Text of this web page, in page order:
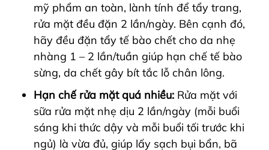
mỹ phẩm an toàn, lành tính để tẩy trang,
rửa mặt đều đặn 2 lần/ngày. Bên cạnh đó,
hãy đều đặn tẩy tế bào chết cho da nhẹ
nhàng 1 – 2 lần/tuần giúp hạn chế tế bào
sừng, da chết gây bít tắc lỗ chân lông.
Hạn chế rửa mặt quá nhiều: Rửa mặt với
sữa rửa mặt nhẹ dịu 2 lần/ngày (mỗi buổi
sáng khi thức dậy và mỗi buổi tối trước khi
ngủ) là vừa đủ, giúp lấy sạch bụi bẩn, bã